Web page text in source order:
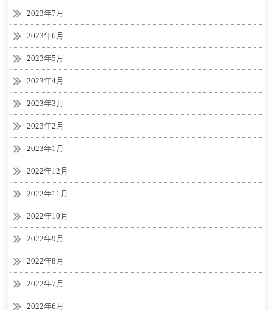
2023年7月
2023年6月
2023年5月
2023年4月
2023年3月
2023年2月
2023年1月
2022年12月
2022年11月
2022年10月
2022年9月
2022年8月
2022年7月
2022年6月